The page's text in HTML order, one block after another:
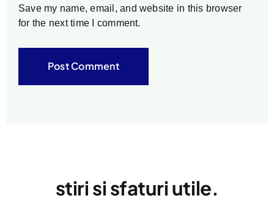
Save my name, email, and website in this browser
for the next time I comment.
stiri si sfaturi utile.